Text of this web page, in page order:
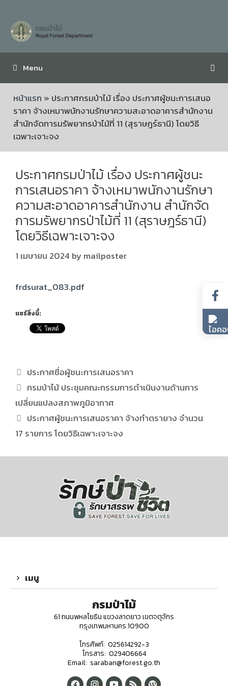
Menu
หน้าแรก » ประกาศกรมป่าไม้ เรื่อง ประกาศผู้ชนะการเสนอ
ราคา จ้างเหมาพนักงานรักษาความสะอาดอาคารสำนักงาน
สำนักจัดการมรัพยากรป่าไม้ที่ 11 (สุราษฎร์ธานี) โดยวิธี
เฉพาะเจาะจง
ประกาศกรมป่าไม้ เรื่อง ประกาศผู้ชนะ
การเสนอราคา จ้างเหมาพนักงานรักษา
ความสะอาดอาคารสำนักงาน สำนักจัด
การมรัพยากรป่าไม้ที่ 11 (สุราษฎร์ธานี)
โดยวิธีเฉพาะเจาะจง
1 เมษายน 2024 bymailposter
frdsurat_083.pdf
แชร์สิ่งนี้:
ประกาศชื่อผู้ชนะการเสนอราคา
กรมป่าไม้ ประชุมคณะกรรมการดำเนินงานด้านการ
เปลี่ยนแปลงสภาพภูมิอากาศ
ประกาศผู้ชนะการเสนอราคา จ้างทำตรายาง จำนวน
17 รายการ โดยวิธีเฉพาะเจาะจง
เมนู
กรมป่าไม้
61 ถนนพหลโยธิน แขวงลาดยาว เขตจตุจักร
กรุงเทพมหานคร 10900
โทรศัพท์: 025614292-3
โทรสาร: 029406664
Email: saraban@forest.go.th